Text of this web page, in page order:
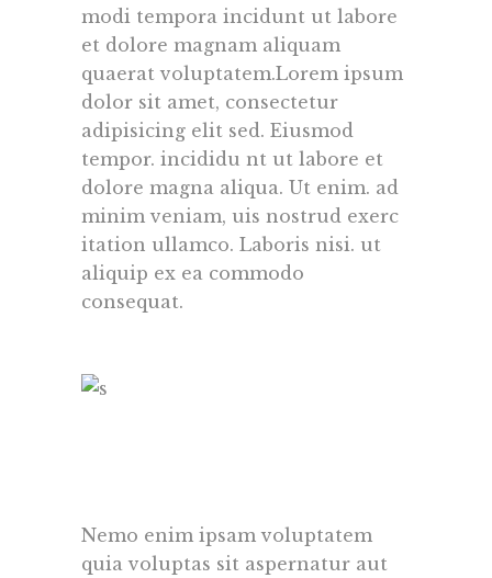
modi tempora incidunt ut labore
et dolore magnam aliquam
quaerat voluptatem.Lorem ipsum
dolor sit amet, consectetur
adipisicing elit sed. Eiusmod
tempor. incididu nt ut labore et
dolore magna aliqua. Ut enim. ad
minim veniam, uis nostrud exerc
itation ullamco. Laboris nisi. ut
aliquip ex ea commodo
consequat.
Nemo enim ipsam voluptatem
quia voluptas sit aspernatur aut